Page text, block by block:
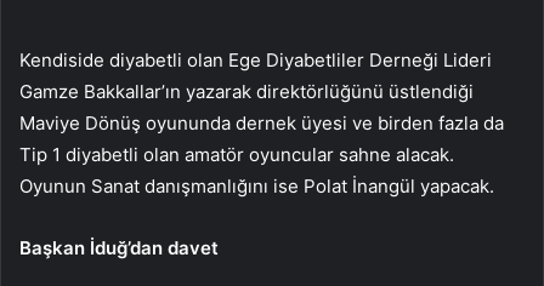
Kendiside diyabetli olan Ege Diyabetliler Derneği Lideri
Gamze Bakkallar’ın yazarak direktörlüğünü üstlendiği
Maviye Dönüş oyununda dernek üyesi ve birden fazla da
Tip 1 diyabetli olan amatör oyuncular sahne alacak.
Oyunun Sanat danışmanlığını ise Polat İnangül yapacak.
Başkan İduğ’dan davet